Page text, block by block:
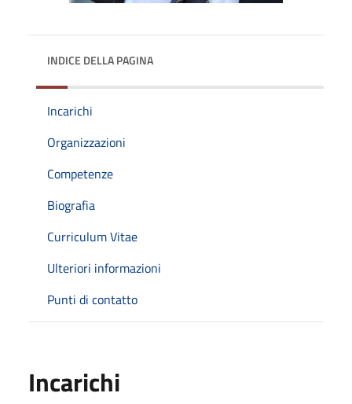
INDICE DELLA PAGINA
Incarichi
Organizzazioni
Competenze
Biografia
Curriculum Vitae
Ulteriori informazioni
Punti di contatto
Incarichi